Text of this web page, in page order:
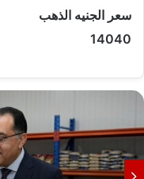
سعر الجنيه الذهب
14040